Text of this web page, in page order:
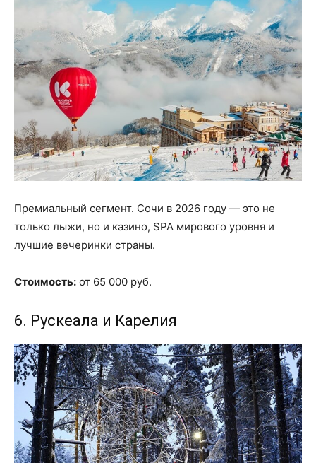
Премиальный сегмент. Сочи в 2026 году — это не
только лыжи, но и казино, SPA мирового уровня и
лучшие вечеринки страны.
Стоимость: от 65 000 руб.
6. Рускеала и Карелия